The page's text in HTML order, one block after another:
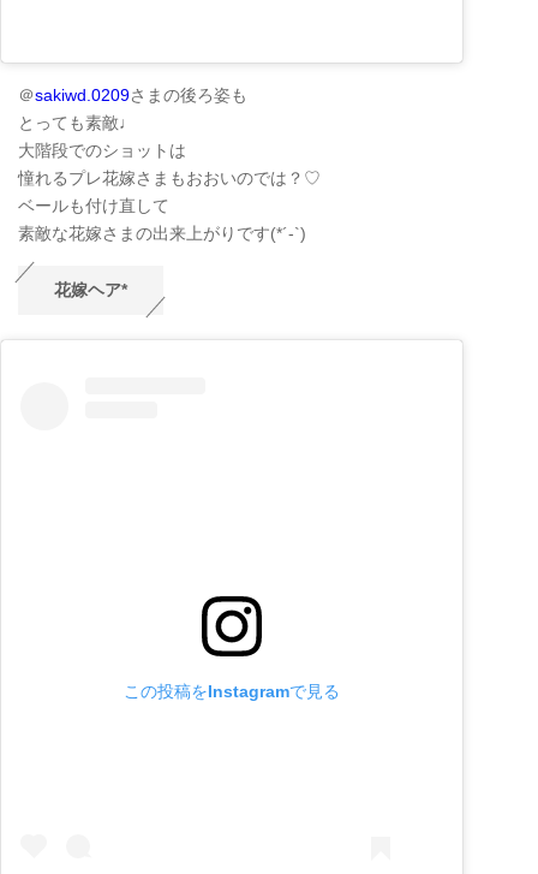
＠sakiwd.0209さまの後ろ姿も
とっても素敵♩
大階段でのショットは
憧れるプレ花嫁さまもおおいのでは？♡
ベールも付け直して
素敵な花嫁さまの出来上がりです(*´-`)
花嫁ヘア*
この投稿をInstagramで見る